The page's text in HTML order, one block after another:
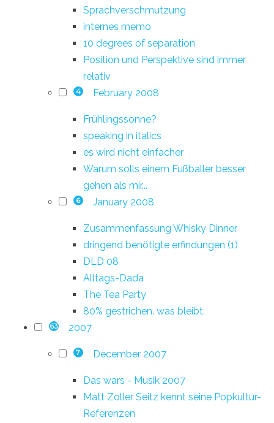
Sprachverschmutzung
internes memo
10 degrees of separation
Position und Perspektive sind immer
relativ
4 February 2008
Frühlingssonne?
speaking in italics
es wird nicht einfacher
Warum solls einem Fußballer besser
gehen als mir...
6 January 2008
Zusammenfassung Whisky Dinner
dringend benötigte erfindungen (1)
DLD 08
Alltags-Dada
The Tea Party
80% gestrichen. was bleibt.
63 2007
7 December 2007
Das wars - Musik 2007
Matt Zoller Seitz kennt seine Popkultur-
Referenzen